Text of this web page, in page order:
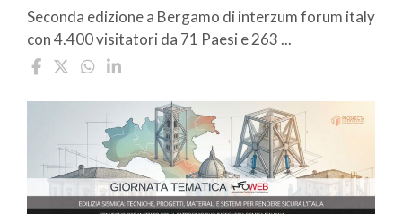
Seconda edizione a Bergamo di interzum forum italy
con 4.400 visitatori da 71 Paesi e 263 ...